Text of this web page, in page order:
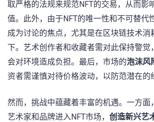
取严格的法规来规范NFT的交易，从而影
值。此外，由于NFT的唯一性和不可替代
成为讨论的焦点，尤其是在区块链技术消
下。艺术创作者和收藏者需对此保持警觉
会对环境造成负担。最后，市场的泡沫风
资者需谨慎对待价格波动，以防范潜在的
然而，挑战中蕴藏着丰富的机遇。一方面
艺术家和品牌进入NFT市场， 创造新兴艺